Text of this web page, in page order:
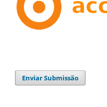
Enviar Submissão